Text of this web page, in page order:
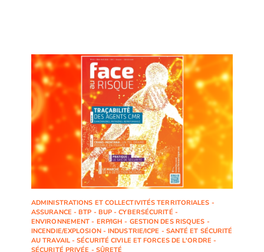
ADMINISTRATIONS ET COLLECTIVITÉS TERRITORIALES -
ASSURANCE - BTP - BUP - CYBERSÉCURITÉ -
ENVIRONNEMENT - ERP/IGH - GESTION DES RISQUES -
INCENDIE/EXPLOSION - INDUSTRIE/ICPE - SANTÉ ET SÉCURITÉ
AU TRAVAIL - SÉCURITÉ CIVILE ET FORCES DE L'ORDRE -
SÉCURITÉ PRIVÉE - SÛRETÉ